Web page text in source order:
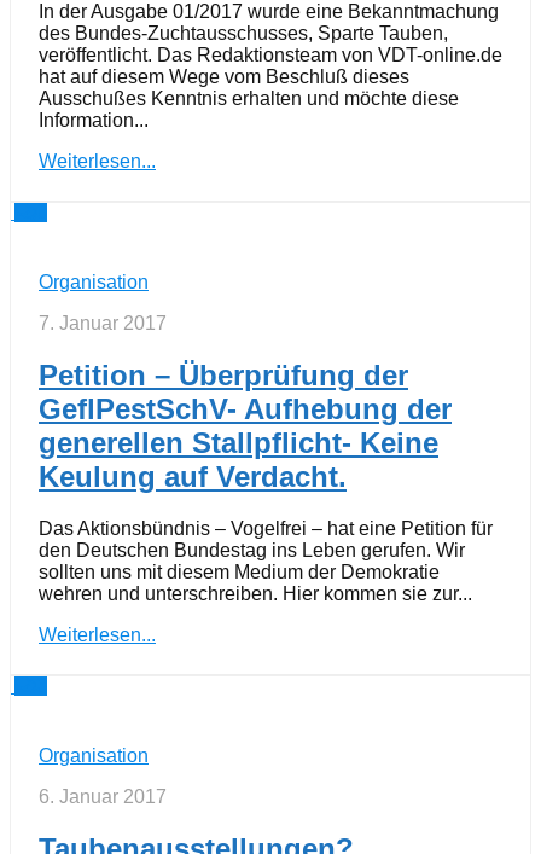
In der Ausgabe 01/2017 wurde eine Bekanntmachung
des Bundes-Zuchtausschusses, Sparte Tauben,
veröffentlicht. Das Redaktionsteam von VDT-online.de
hat auf diesem Wege vom Beschluß dieses
Ausschußes Kenntnis erhalten und möchte diese
Information...
Weiterlesen...
Organisation
7. Januar 2017
Petition – Überprüfung der
GeflPestSchV- Aufhebung der
generellen Stallpflicht- Keine
Keulung auf Verdacht.
Das Aktionsbündnis – Vogelfrei – hat eine Petition für
den Deutschen Bundestag ins Leben gerufen. Wir
sollten uns mit diesem Medium der Demokratie
wehren und unterschreiben. Hier kommen sie zur...
Weiterlesen...
Organisation
6. Januar 2017